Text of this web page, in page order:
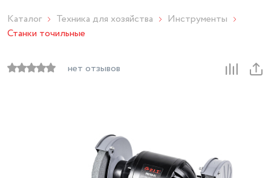
Каталог Техника для хозяйства
Инструменты
Станки точильные
нет отзывов